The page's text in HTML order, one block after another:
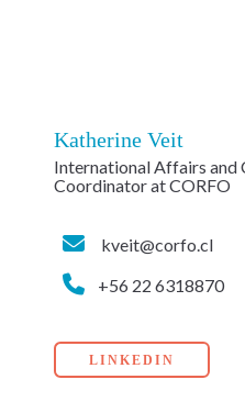
Katherine Veit
International Affairs and
Coordinator at CORFO
kveit@corfo.cl
+56 22 6318870
LINKEDIN